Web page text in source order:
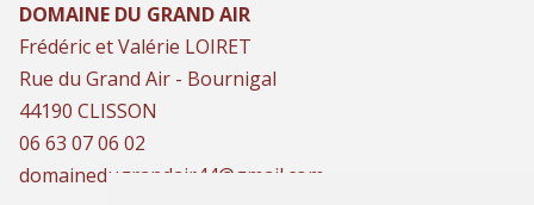
DOMAINE DU GRAND AIR
Frédéric et Valérie LOIRET
Rue du Grand Air - Bournigal
44190 CLISSON
06 63 07 06 02
domainedugrandair44@gmail.com